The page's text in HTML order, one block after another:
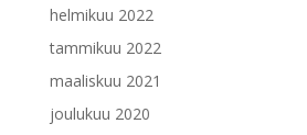
helmikuu 2022
tammikuu 2022
maaliskuu 2021
joulukuu 2020